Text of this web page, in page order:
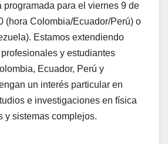
programada para el viernes 9 de
(hora Colombia/Ecuador/Perú) o
Estamos extendiendo
y estudiantes
Ecuador, Perú y
un interés particular en
e investigaciones en física
y sistemas complejos.